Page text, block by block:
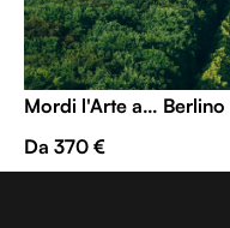
Mordi l'Arte a… Berlino
Da 370 €